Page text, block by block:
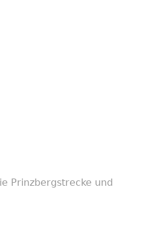
Prinzbergstrecke und